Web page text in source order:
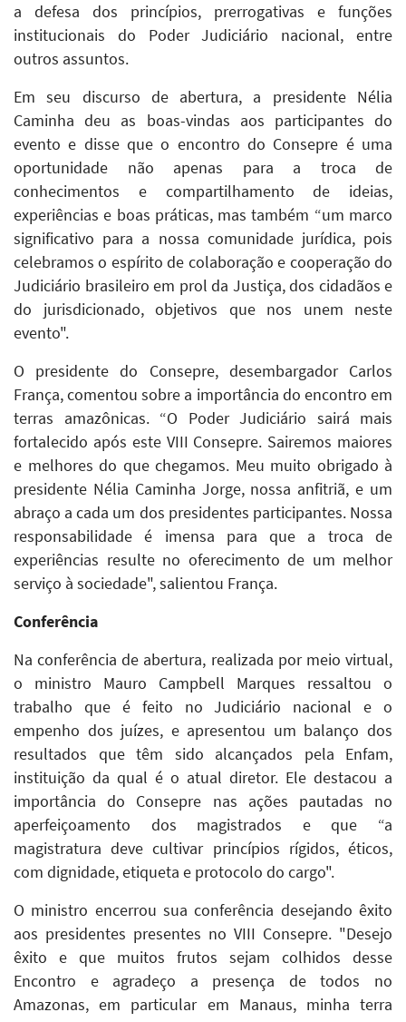
a defesa dos princípios, prerrogativas e funções
institucionais do Poder Judiciário nacional, entre
outros assuntos.
Em seu discurso de abertura, a presidente Nélia
Caminha deu as boas-vindas aos participantes do
evento e disse que o encontro do Consepre é uma
oportunidade não apenas para a troca de
conhecimentos e compartilhamento de ideias,
experiências e boas práticas, mas também “um marco
significativo para a nossa comunidade jurídica, pois
celebramos o espírito de colaboração e cooperação do
Judiciário brasileiro em prol da Justiça, dos cidadãos e
do jurisdicionado, objetivos que nos unem neste
evento".
O presidente do Consepre, desembargador Carlos
França, comentou sobre a importância do encontro em
terras amazônicas. “O Poder Judiciário sairá mais
fortalecido após este VIII Consepre. Sairemos maiores
e melhores do que chegamos. Meu muito obrigado à
presidente Nélia Caminha Jorge, nossa anfitriã, e um
abraço a cada um dos presidentes participantes. Nossa
responsabilidade é imensa para que a troca de
experiências resulte no oferecimento de um melhor
serviço à sociedade", salientou França.
Conferência
Na conferência de abertura, realizada por meio virtual,
o ministro Mauro Campbell Marques ressaltou o
trabalho que é feito no Judiciário nacional e o
empenho dos juízes, e apresentou um balanço dos
resultados que têm sido alcançados pela Enfam,
instituição da qual é o atual diretor. Ele destacou a
importância do Consepre nas ações pautadas no
aperfeiçoamento dos magistrados e que “a
magistratura deve cultivar princípios rígidos, éticos,
com dignidade, etiqueta e protocolo do cargo".
O ministro encerrou sua conferência desejando êxito
aos presidentes presentes no VIII Consepre. "Desejo
êxito e que muitos frutos sejam colhidos desse
Encontro e agradeço a presença de todos no
Amazonas, em particular em Manaus, minha terra